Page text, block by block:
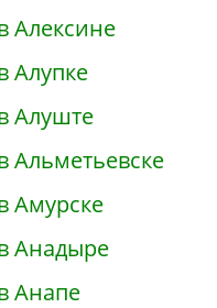
Алексине
Алупке
Алуште
Альметьевске
Амурске
Анадыре
Анапе